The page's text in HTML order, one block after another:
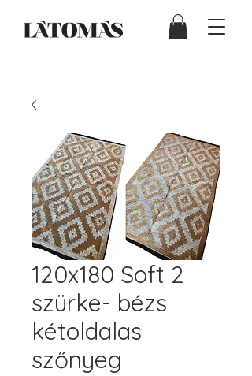
120x180 Soft 2
szürke- bézs
kétoldalas
szőnyeg